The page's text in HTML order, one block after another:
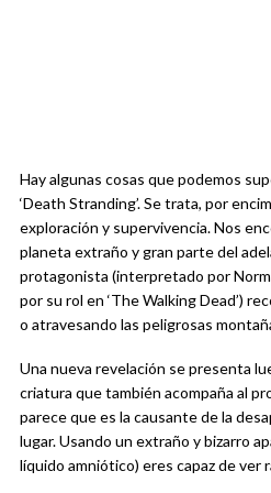
Hay algunas cosas que podemos
‘Death Stranding’. Se trata, por
exploración y supervivencia. Nos
planeta extraño y gran parte del
protagonista (interpretado por
por su rol en ‘The Walking Dead’)
o atravesando las peligrosas
Una nueva revelación se presenta
criatura que también acompaña al
parece que es la causante de la
lugar. Usando un extraño y bizarro
líquido amniótico) eres capaz de ver